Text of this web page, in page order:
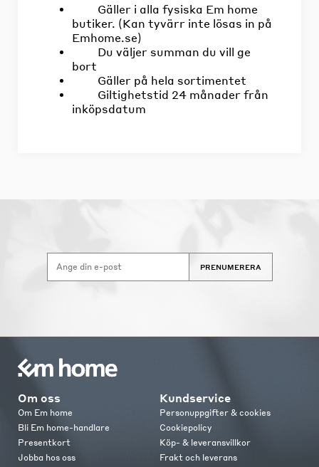
Gäller i alla fysiska Em home
butiker. (Kan tyvärr inte lösas in på
Emhome.se)
Du väljer summan du vill ge
bort
Gäller på hela sortimentet
Giltighetstid 24 månader från
inköpsdatum
PRENUMERERA
Om oss
Om Em home
Bli Em home-handlare
Presentkort
Jobba hos oss
Kundservice
Personuppgifter & cookies
Cookiepolicy
Köp- & leveransvillkor
Frakt och leverans